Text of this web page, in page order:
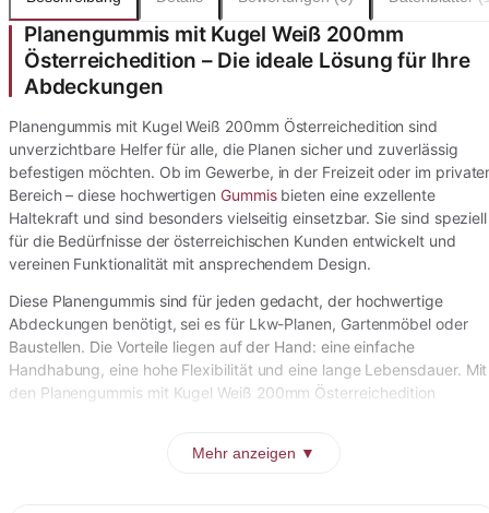
Planengummis mit Kugel Weiß 200mm
Österreichedition – Die ideale Lösung für Ihre
Abdeckungen
Planengummis mit Kugel Weiß 200mm Österreichedition sind
unverzichtbare Helfer für alle, die Planen sicher und zuverlässig
befestigen möchten. Ob im Gewerbe, in der Freizeit oder im
Bereich – diese hochwertigen Gummisbieten eine exzellente
Haltekraft und sind besonders vielseitig einsetzbar. Sie sind speziell
für die Bedürfnisse der österreichischen Kunden entwickelt und
vereinen Funktionalität mit ansprechendem Design.
Diese Planengummis sind für jeden gedacht, der hochwertige
Abdeckungen benötigt, sei es für Lkw-Planen, Gartenmöbel oder
Baustellen. Die Vorteile liegen auf der Hand: eine einfache
Handhabung, eine hohe Flexibilität und eine lange Lebensdauer. Mit
den Planengummis mit Kugel Weiß 200mm Österreichedition
Mehr anzeigen ▼